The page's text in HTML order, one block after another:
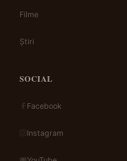
Filme
Știri
SOCIAL
Facebook
Instagram